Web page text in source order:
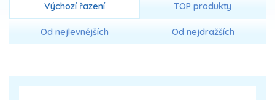
Výchozí řazení TOP produkty
Od nejlevnějších Od nejdražších